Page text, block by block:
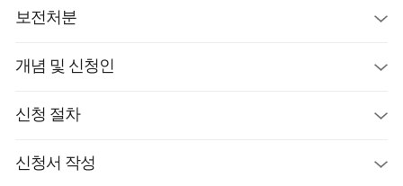
보전처분
개념 및 신청인
신청 절차
신청서 작성